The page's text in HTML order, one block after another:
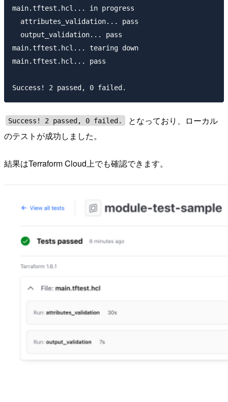
main.tftest.hcl... in progress
  attributes_validation... pass
  output_validation... pass
main.tftest.hcl... tearing down
main.tftest.hcl... pass
Success! 2 passed, 0 failed.
となっており、ローカル
のテストが成功しました。
結果はTerraform Cloud上でも確認できます。